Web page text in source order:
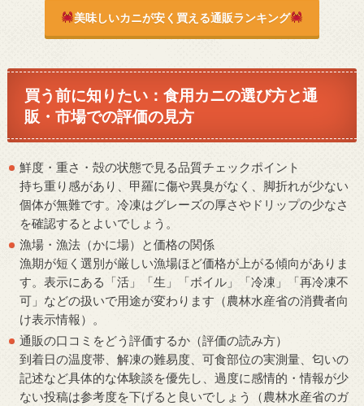
美味しいカニが安く買える通販ランキング
買う前に知りたい：食用カニの選び方と通
販・市場での評価の見方
鮮度・重さ・殻の状態で見る品質チェックポイント
持ち重り感があり、甲羅に傷や異臭がなく、脚折れが少ない
個体が無難です。冷凍はグレーズの厚さやドリップの少なさ
を確認するとよいでしょう。
漁場・漁法（かに場）と価格の関係
漁期が短く選別が厳しい漁場ほど価格が上がる傾向がありま
す。表示にある「活」「生」「ボイル」「冷凍」「再冷凍不
可」などの扱いで用途が変わります（農林水産省の消費者向
け表示情報）。
通販の口コミをどう評価するか（評価の読み方）
到着日の温度帯、解凍の難易度、可食部位の実測量、匂いの
記述など具体的な体験談を優先し、過度に感情的・情報が少
ない投稿は参考度を下げると良いでしょう（農林水産省のガ